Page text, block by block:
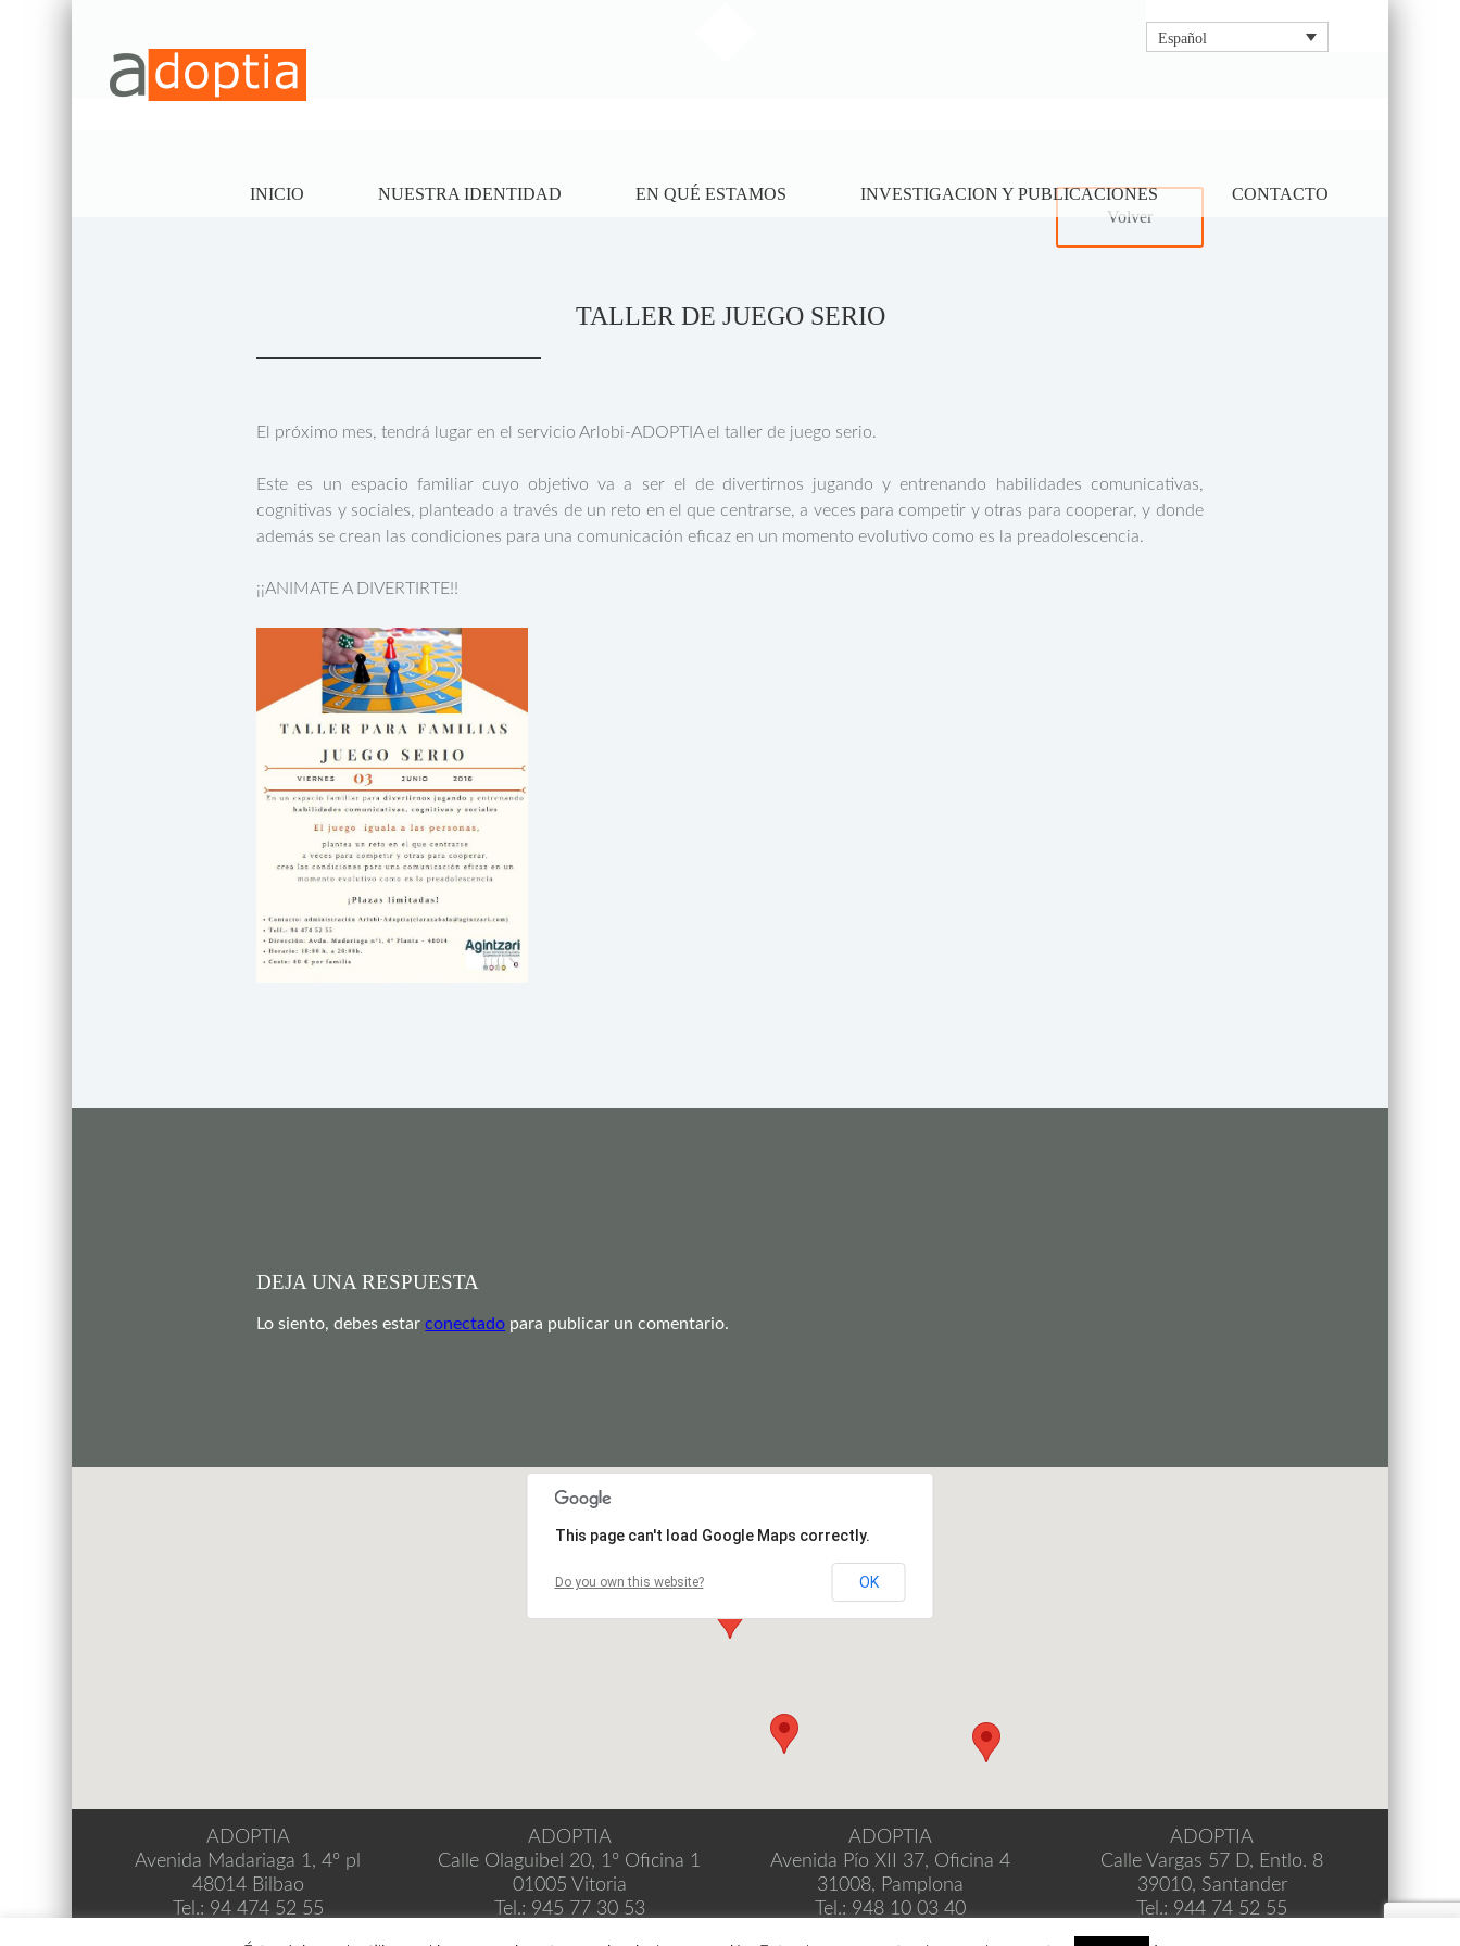
Español
INICIO NUESTRA IDENTIDAD EN QUÉ ESTAMOS INVESTIGACION Y PUBLICACIONES
CONTACTO
Volver
TALLER DE JUEGO SERIO
El próximo mes, tendrá lugar en el servicio Arlobi-ADOPTIA el taller de juego serio.
Este es un espacio familiar cuyo objetivo va a ser el de divertirnos jugando y entrenando habilidades comunicativas,
cognitivas y sociales, planteado a través de un reto en el que centrarse, a veces para competir y otras para cooperar, y donde
además se crean las condiciones para una comunicación eficaz en un momento evolutivo como es la preadolescencia.
¡¡ANIMATE A DIVERTIRTE!!
DEJA UNA RESPUESTA
Lo siento, debes estarconectado para publicar un comentario.
This page can't load Google Maps correctly.
Do you own this website? OK
ADOPTIA
Avenida Madariaga 1, 4º pl
48014 Bilbao
Tel.: 94 474 52 55
ADOPTIA
Calle Olaguibel 20, 1º Oficina 1
01005 Vitoria
Tel.: 945 77 30 53
ADOPTIA
Avenida Pío XII 37, Oficina 4
31008, Pamplona
Tel.: 948 10 03 40
ADOPTIA
Calle Vargas 57 D, Entlo. 8
39010, Santander
Tel.: 944 74 52 55